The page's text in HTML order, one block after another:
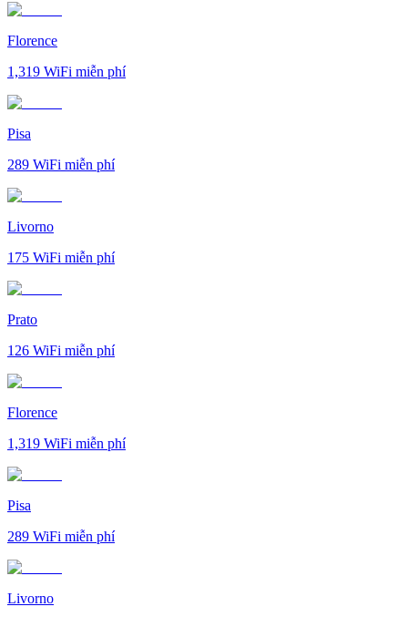
Florence
1,319 WiFi miễn phí
Pisa
289 WiFi miễn phí
Livorno
175 WiFi miễn phí
Prato
126 WiFi miễn phí
Florence
1,319 WiFi miễn phí
Pisa
289 WiFi miễn phí
Livorno